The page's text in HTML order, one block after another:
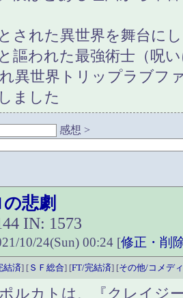
された異世界を舞台に
謳われた最強術士（呪
異世界トリップラブフ
ました
感想 >
悲劇
IN: 1573
10/24(Sun) 00:24 [修正・削
結済] [ ＳＦ総合] [FT/完結済] [その他/コメデ
ルカトは、『クレイジ